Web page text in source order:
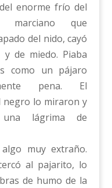
enorme frío del
marciano que
del nido, cayó
de miedo. Piaba
como un pájaro
pena. El
negro lo miraron y
lágrima de
muy extraño.
al pajarito, lo
de humo de la